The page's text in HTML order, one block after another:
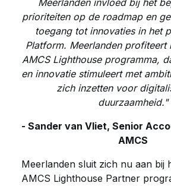
Meerlanden invloed bij het
prioriteiten op de roadmap en
toegang tot innovaties in het
Platform. Meerlanden profiteert
AMCS Lighthouse programma,
en innovatie stimuleert met
zich inzetten voor
duurzaamheid."
- Sander van Vliet, Senior
AMCS
Meerlanden sluit zich nu aan bij
AMCS Lighthouse Partner